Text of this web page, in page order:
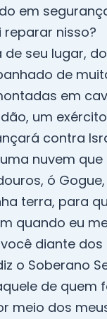
em
nisso?
de seu lugar,
de
em
um
contra
nuvem
ó
terra, para
quando eu
diante dos
o Soberano
de quem
meio dos